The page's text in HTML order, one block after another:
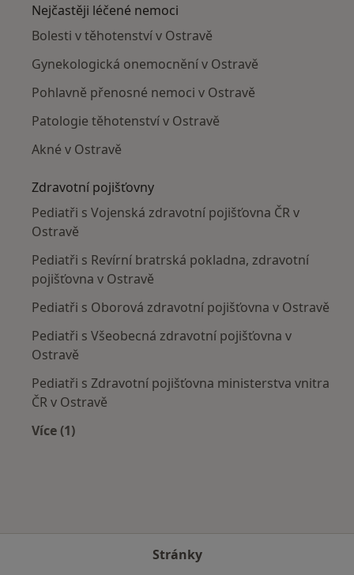
Nejčastěji léčené nemoci
Bolesti v těhotenství v Ostravě
Gynekologická onemocnění v Ostravě
Pohlavně přenosné nemoci v Ostravě
Patologie těhotenství v Ostravě
Akné v Ostravě
Zdravotní pojišťovny
Pediatři s Vojenská zdravotní pojišťovna ČR v
Ostravě
Pediatři s Revírní bratrská pokladna, zdravotní
pojišťovna v Ostravě
Pediatři s Oborová zdravotní pojišťovna v Ostravě
Pediatři s Všeobecná zdravotní pojišťovna v
Ostravě
Pediatři s Zdravotní pojišťovna ministerstva vnitra
ČR v Ostravě
Více (1)
Stránky